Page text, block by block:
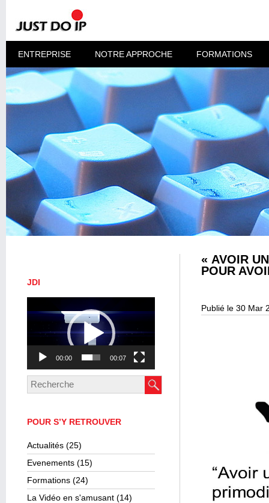
ENTREPRISE NOTRE APPROCHE FORMATIONS
JDI
vidéo
00:00 00:07
POUR S’Y RETROUVER
Actualités (25)
Evenements (15)
Formations (24)
La Vidéo en s'amusant (14)
« AVOIR
POUR
Publié le 30 Mar